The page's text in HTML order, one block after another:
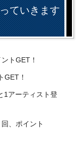
ていきます
トGET！
GET！
1アーティスト登
、ポイント